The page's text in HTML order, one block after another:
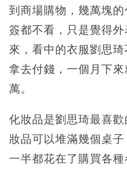
到商場購物，幾萬塊
簽都不看，只是覺得
來，看中的衣服劉思
拿去付錢，一個月下
萬。
化妝品是劉思琦最喜
妝品可以堆滿幾個桌
一半都花在了購買各